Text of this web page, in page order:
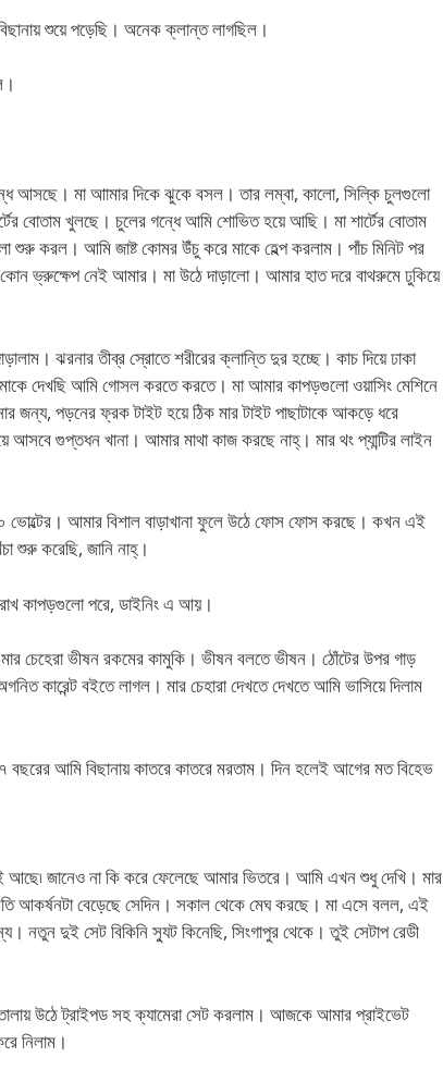
শুয়ে পড়েছি। অনেক ক্লান্ত লাগছিল।
আসছে। মা আামার দিকে ঝুকে বসল। তার লম্বা, কালো, সিল্কি চুলগুলো
বোতাম খুলছে। চুলের গন্ধে আমি শোভিত হয়ে আছি। মা শার্টের বোতাম
শুরু করল। আমি জাষ্ট কোমর উঁচু করে মাকে হেল্প করলাম। পাঁচ মিনিট পর
ভ্রুক্ষেপ নেই আমার। মা উঠে দাড়ালো। আমার হাত দরে বাথরুমে ঢুকিয়ে
ঝরনার তীব্র স্রোতে শরীরের ক্লান্তি দুর হচ্ছে। কাচ দিয়ে ঢাকা
দেখছি আমি গোসল করতে করতে। মা আমার কাপড়গুলো ওয়াসিং মেশিনে
জন্য, পড়নের ফ্রক টাইট হয়ে ঠিক মার টাইট পাছাটাকে আকড়ে ধরে
গুপ্তধন খানা। আমার মাথা কাজ করছে নাহ্। মার থং প্যান্টির লাইন
ভোল্টের। আমার বিশাল বাড়াখানা ফুলে উঠে ফোস ফোস করছে। কখন এই
শুরু করেছি, জানি নাহ্।
কাপড়গুলো পরে, ডাইনিং এ আয়।
চেহেরা ভীষন রকমের কামুকি। ভীষন বলতে ভীষন। ঠোঁটের উপর গাড়
কারেন্ট বইতে লাগল। মার চেহারা দেখতে দেখতে আমি ভাসিয়ে দিলাম
বছরের আমি বিছানায় কাতরে কাতরে মরতাম। দিন হলেই আগের মত বিহেভ
আছে৷ জানেও না কি করে ফেলেছে আমার ভিতরে। আমি এখন শুধু দেখি। মার
আকর্ষনটা বেড়েছে সেদিন। সকাল থেকে মেঘ করছে। মা এসে বলল, এই
নতুন দুই সেট বিকিনি স্যুট কিনেছি, সিংগাপুর থেকে। তুই সেটাপ রেডী
উঠে ট্রাইপড সহ ক্যামেরা সেট করলাম। আজকে আমার প্রাইভেট
নিলাম।